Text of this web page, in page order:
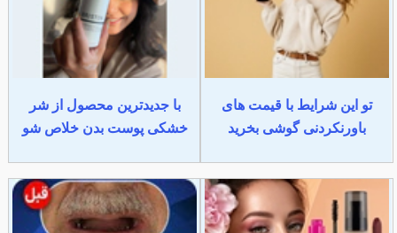
تو این شرایط با قیمت های
باورنکردنی گوشی بخرید
با جدیدترین محصول از شر
خشکی پوست بدن خلاص شو